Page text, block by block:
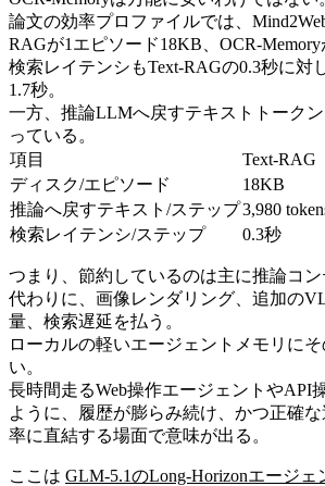
論文の効率プロファイルでは、
RAGが1エピソード18KB、OCR-Memory
検索レイテンシもText-RAGの0.3秒に対
1.7秒。
一方、推論LLMへ戻すテキストトークン
っている。
項目
Text-RAG
ディスク/エピソード
18KB
推論へ戻すテキスト/ステップ3,980
検索レイテンシ/ステップ
0.3秒
つまり、節約しているのは主に推論コン
代わりに、画像レンダリング、追加の
量、検索遅延を払う。
ローカルの軽いエージェントメモリに
い。
長時間走るWeb操作エージェントやAPI
ように、履歴が膨らみ続け、かつ正確
率に直結する場面で意味が出る。
ここは GLM-5.1のLong-Horizonエージェ